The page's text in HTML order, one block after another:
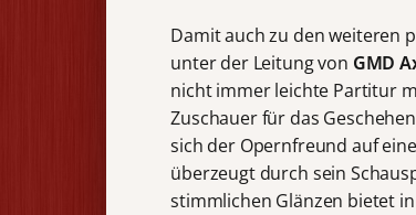
Damit auch zu den weiteren
unter der Leitung von GMD
nicht immer leichte Partitur
Zuschauer für das
sich der Opernfreund auf
überzeugt durch sein
stimmlichen Glänzen bietet